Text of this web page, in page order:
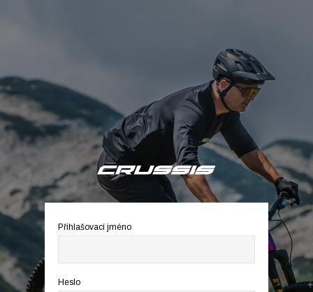
Přihlašovací jméno
Heslo